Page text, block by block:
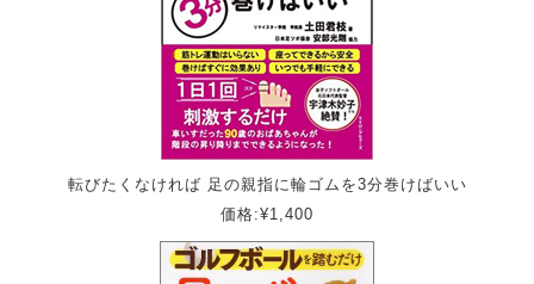
転びたくなければ 足の親指に輪ゴムを3分巻けばいい
価格:¥1,400